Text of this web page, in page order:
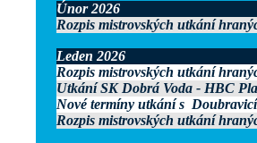
Únor 2026
Rozpis mistrovských utkání
Leden 2026
Rozpis mistrovských utkání
Utkání SK Dobrá Voda - HBC
Nové termíny utkání s
Rozpis mistrovských utkání